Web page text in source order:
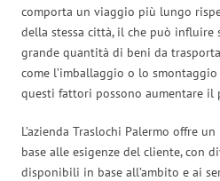
comporta un viaggio più lungo
della stessa città, il che può influire
grande quantità di beni da
come l’imballaggio o lo
questi fattori possono aumentare il
L’azienda Traslochi Palermo offre
base alle esigenze del cliente, con
disponibili in base all’ambito e ai